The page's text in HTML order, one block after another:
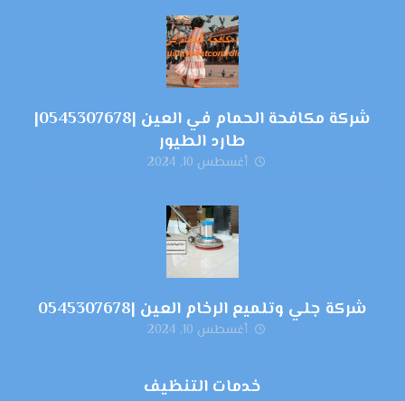
شركة مكافحة الحمام في العين |0545307678|
طارد الطيور
أغسطس 10, 2024
شركة جلي وتلميع الرخام العين |0545307678
أغسطس 10, 2024
خدمات التنظيف